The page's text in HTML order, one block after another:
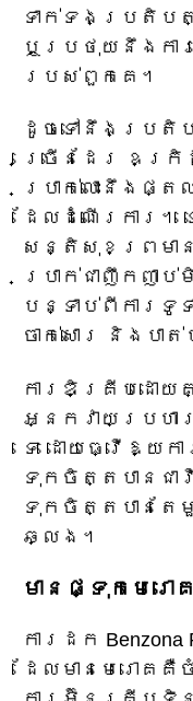
ទាក់ទងប្រតិបត្
ឬប្រថុយនឹងកា
របស់ពួកគេ។
ដូចទៅនឹងប្រតិបត្
ច្រើនដែរ ឧក្រិ
ប្រាក់លោះនឹង
ដែលដំណើរការ។
សន្តិសុខព្រមាន
ប្រាក់ជាញឹកញាប់
បន្ទាប់ពីការ
ចាក់សោរ និងបា
ការឌិគ្រីបដោ
អ្នកវាយប្រហារ
ទេ ដោយធ្វើឱ្យ
ទុកចិត្តបានជា
ទុកចិត្តបានតែ
ឆ្លង។
មានផ្ទុកមេរ
ការដក
ដែលមានមេរោគ